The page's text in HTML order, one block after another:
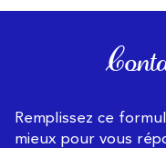
Remplissez ce
mieux pour vous